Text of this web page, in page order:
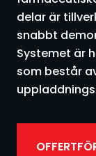
delar är
snabbt
Systemet är
som består